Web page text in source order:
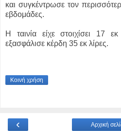
και συγκέντρωσε τον
εβδομάδες.
Η ταινία είχε στοιχίσει 17
εξασφάλισε κέρδη 35 εκ λίρες.
Κοινή χρήση
‹ Αρχική